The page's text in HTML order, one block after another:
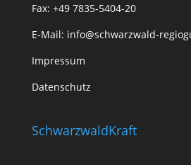
Fax: +49 7835-5404-20
E-Mail: info@schwarzwald-
Impressum
Datenschutz
SchwarzwaldKraft